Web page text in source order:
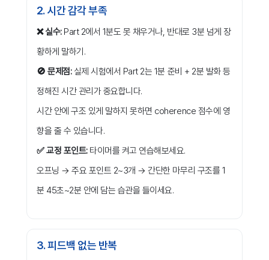
2. 시간 감각 부족
❌ 실수:Part 2에서 1분도 못 채우거나, 반대로 3분 넘게 장
황하게 말하기.
🚫 문제점:실제 시험에서 Part 2는 1분 준비 + 2분 발화 등
정해진 시간 관리가 중요합니다.
시간 안에 구조 있게 말하지 못하면 coherence 점수에 영
향을 줄 수 있습니다.
✅ 교정 포인트:타이머를 켜고 연습해보세요.
오프닝 → 주요 포인트 2~3개 → 간단한 마무리 구조를 1
분 45초~2분 안에 담는 습관을 들이세요.
3. 피드백 없는 반복